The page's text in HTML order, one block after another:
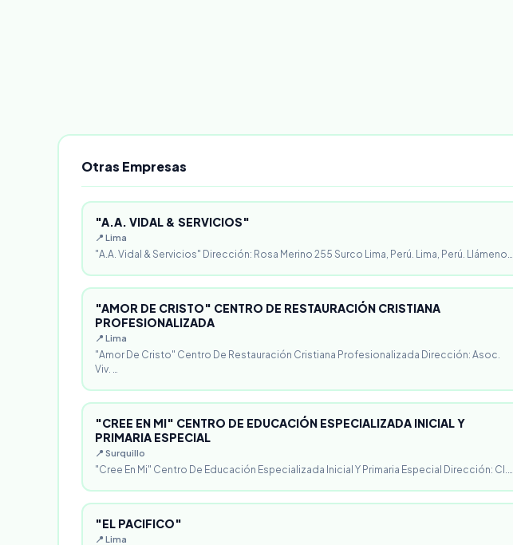
Otras Empresas
"A.A. VIDAL & SERVICIOS"
📍 Lima
"A.A. Vidal & Servicios" Dirección: Rosa Merino 255 Surco Lima, Perú. Lima, Perú. Llámeno…
"AMOR DE CRISTO" CENTRO DE RESTAURACIÓN CRISTIANA
PROFESIONALIZADA
📍 Lima
"Amor De Cristo" Centro De Restauración Cristiana Profesionalizada Dirección: Asoc.
Viv. …
"CREE EN MI" CENTRO DE EDUCACIÓN ESPECIALIZADA INICIAL Y
PRIMARIA ESPECIAL
📍 Surquillo
"Cree En Mi" Centro De Educación Especializada Inicial Y Primaria Especial Dirección: Cl.…
"EL PACIFICO"
📍 Lima